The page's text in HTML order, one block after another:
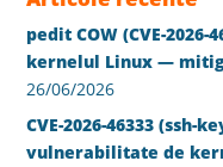
pedit COW (CVE-
kernelul Linux —
26/06/2026
CVE-2026-46333 (ssh-
vulnerabilitate de